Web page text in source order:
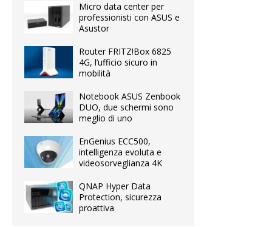
Micro data center per
professionisti con ASUS e
Asustor
Router FRITZ!Box 6825
4G, l’ufficio sicuro in
mobilità
Notebook ASUS Zenbook
DUO, due schermi sono
meglio di uno
EnGenius ECC500,
intelligenza evoluta e
videosorveglianza 4K
QNAP Hyper Data
Protection, sicurezza
proattiva